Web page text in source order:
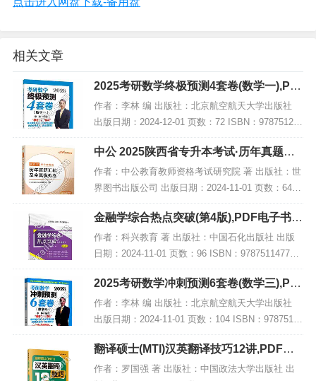
相关文章
2025考研数学终极预测4套卷(数学一),PD
F电子书下载
作者：李林 编 出版社：北京航空航天大学出版社
出版日期：2024-12-01 页数：72 ISBN：978751244
1835 电子书大小：209MB [高清扫描版PDF格式] 内
容简介...
中公 2025陕西省专升本考试·历年真题汇
编及全真模拟卷·高等数学,PDF下载
作者：中公教育教师资格考试研究院 著 出版社：世
界图书出版公司 出版日期：2024-11-01 页数：64 I
SBN：9787523216118 电子书大小：187MB [高清
扫描版PDF格式]...
金融学综合热点突破(第4版),PDF电子书网
盘下载
作者：科兴教育 著 出版社：中国石化出版社 出版
日期：2024-11-01 页数：96 ISBN：978751147735
4 电子书大小：232MB [高清扫描版PDF格式] 内容
简介 本书...
2025考研数学冲刺预测6套卷(数学三),PD
F电子书下载
作者：李林 编 出版社：北京航空航天大学出版社
出版日期：2024-11-01 页数：104 ISBN：97875124
41798 电子书大小：234MB [高清扫描版PDF格式]
内容简介...
翻译硕士(MTI)汉英翻译技巧12讲,PDF电
子书下载
作者：罗国强 著 出版社：中国政法大学出版社 出